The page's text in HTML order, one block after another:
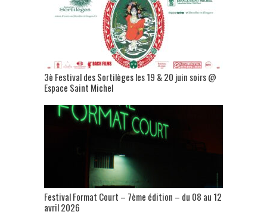
3è Festival des Sortilèges les 19 & 20 juin soirs @
Espace Saint Michel
Festival Format Court – 7ème édition – du 08 au 12
avril 2026